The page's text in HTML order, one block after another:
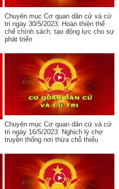
Chuyên mục Cơ quan dân cử và cử
tri ngày 30/5/2023: Hoàn thiện thể
chế chính sách, tạo động lực cho sự
phát triển
Chuyên mục Cơ quan dân cử và cử
tri ngày 16/5/2023: Nghịch lý chợ
truyền thống nơi thừa chỗ thiếu